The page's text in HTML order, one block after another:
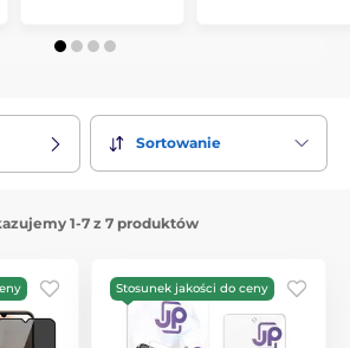
Sortowanie
1-7 z 7 produktów
Stosunek jakości do ceny